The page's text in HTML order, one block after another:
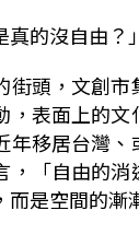
的沒自由？
街頭，文創
，表面上的
年移居台灣
，「自由的消
是空間的漸